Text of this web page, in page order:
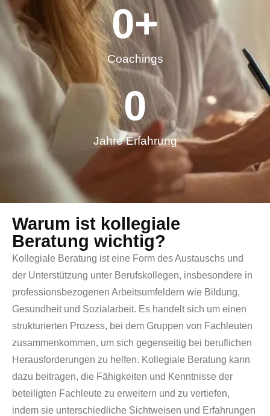
Coachings
0+
Jahre Erfahrung
0
Warum ist kollegiale
Beratung wichtig?
Kollegiale Beratung ist eine Form des Austauschs und
der Unterstützung unter Berufskollegen, insbesondere in
professionsbezogenen Arbeitsumfeldern wie Bildung,
Gesundheit und Sozialarbeit. Es handelt sich um einen
strukturierten Prozess, bei dem Gruppen von Fachleuten
zusammenkommen, um sich gegenseitig bei beruflichen
Herausforderungen zu helfen. Kollegiale Beratung kann
dazu beitragen, die Fähigkeiten und Kenntnisse der
beteiligten Fachleute zu erweitern und zu vertiefen,
indem sie unterschiedliche Sichtweisen und Erfahrungen